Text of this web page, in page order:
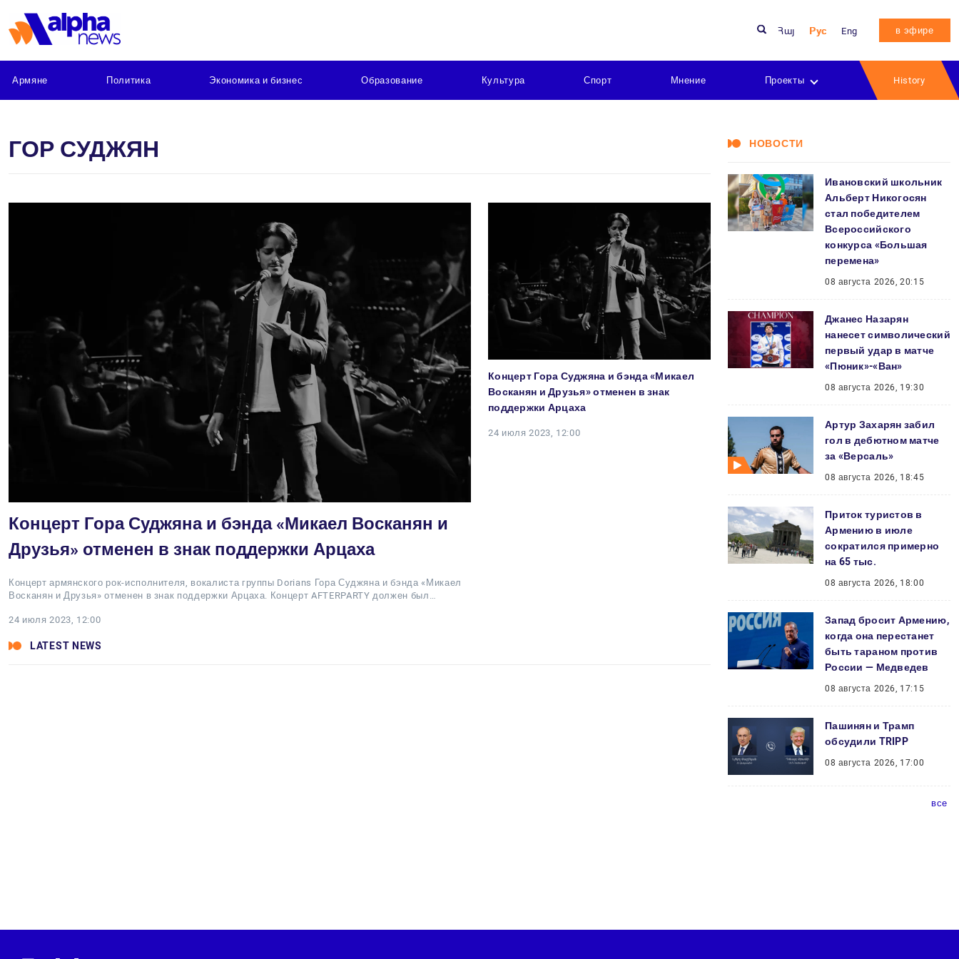
Հայ Рус Eng в эфире
Армяне Политика Экономика и бизнес Образование Культура Спорт Мнение Проекты History
ГОР СУДЖЯН
Концерт Гора Суджяна и бэнда «Микаел Восканян и
Друзья» отменен в знак поддержки Арцаха
Концерт армянского рок-исполнителя, вокалиста группы Dorians Гора Суджяна и бэнда «Микаел
Восканян и Друзья» отменен в знак поддержки Арцаха. Концерт AFTERPARTY должен был…
24 июля 2023, 12:00
Концерт Гора Суджяна и бэнда «Микаел
Восканян и Друзья» отменен в знак
поддержки Арцаха
24 июля 2023, 12:00
LATEST NEWS
НОВОСТИ
Ивановский школьник
Альберт Никогосян
стал победителем
Всероссийского
конкурса «Большая
перемена»
08 августа 2026, 20:15
Джанес Назарян
нанесет символический
первый удар в матче
«Пюник»-«Ван»
08 августа 2026, 19:30
Артур Захарян забил
гол в дебютном матче
за «Версаль»
08 августа 2026, 18:45
Приток туристов в
Армению в июле
сократился примерно
на 65 тыс.
08 августа 2026, 18:00
Запад бросит Армению,
когда она перестанет
быть тараном против
России — Медведев
08 августа 2026, 17:15
Пашинян и Трамп
обсудили TRIPP
08 августа 2026, 17:00
все